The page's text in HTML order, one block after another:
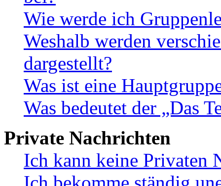
Wie werde ich
Weshalb werden
dargestellt?
Was ist eine
Was bedeutet der „Das
Private Nachrichten
Ich kann keine Privaten